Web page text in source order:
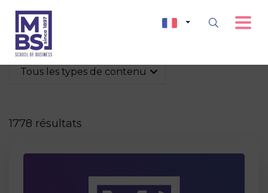
Tous les types de contenu
1778 résultats